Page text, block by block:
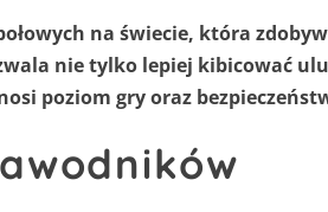
na świecie, która
nie tylko lepiej kibicować
poziom gry oraz